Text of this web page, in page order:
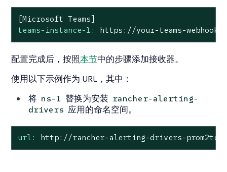
[Microsoft Teams]
teams-instance-1:
https://your-teams-
配置完成后，按照本节中的步骤添加接收器。
使用以下示例作为 URL，其中：
将 ns-1 替换为安装 rancher-alerting-
drivers 应用的命名空间。
url: http://rancher-alerting-drivers-